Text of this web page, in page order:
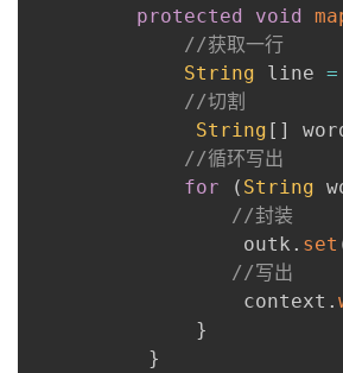
protected
void
//获取一行
String line =
//切割
String [ ]
//循环写出
for
( String
//封装
                  outk
. set
//写出
                  context
.
}
}